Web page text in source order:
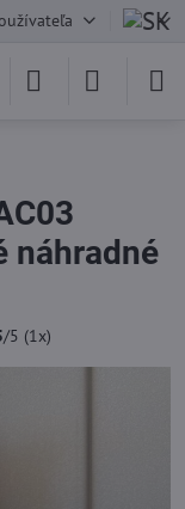
náhradné
/5 (1 x)